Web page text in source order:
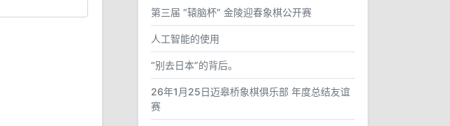
第三届 “辕脑杯” 金陵迎春象棋公开赛
人工智能的使用
“别去日本”的背后。
26年1月25日迈皋桥象棋俱乐部 年度总结友谊
赛